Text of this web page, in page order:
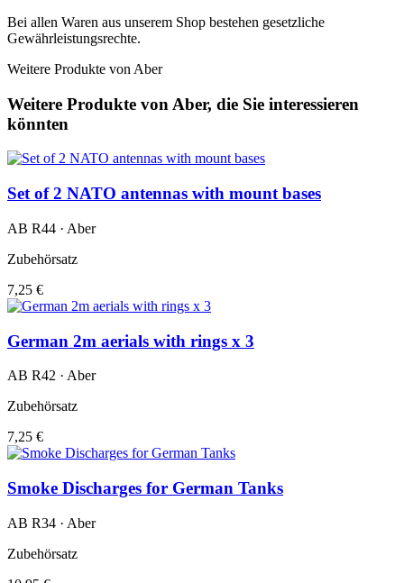
Bei allen Waren aus unserem Shop bestehen gesetzliche
Gewährleistungsrechte.
Weitere Produkte von Aber
Weitere Produkte von Aber, die Sie interessieren
könnten
Set of 2 NATO antennas with mount bases
AB R44 · Aber
Zubehörsatz
7,25 €
German 2m aerials with rings x 3
AB R42 · Aber
Zubehörsatz
7,25 €
Smoke Discharges for German Tanks
AB R34 · Aber
Zubehörsatz